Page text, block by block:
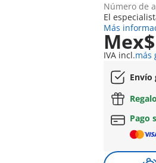
Número de
El
Más
IVA incl.más
Pago